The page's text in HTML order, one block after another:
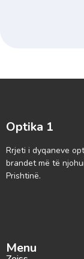
Optika 1
Rrjeti i dyqaneve
brandet më të
Prishtinë.
Menu